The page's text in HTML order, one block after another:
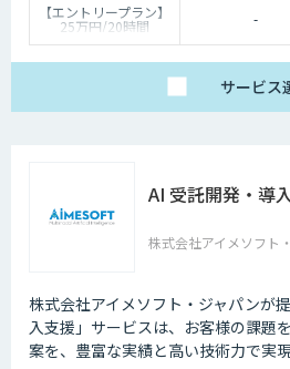
【エントリープラン】
25万円/20時間
・AI導入支援（業務分
・週次レポート作成/月
1回のサポートミーテ
62.5万円/50時間
・AI導入支援（業務分
析・最適化提案）
・基本的なワークフロ
ーティング
【プレミアムプラン】
200万円/160時間
・AI導入支援（業務設
-
サービス
AI 受託開発・導
株式会社アイメソフト
株式会社アイメソフト・ジャパンが
入支援」サービスは、お客様の課題
案を、豊富な実績と高い技術力で実現